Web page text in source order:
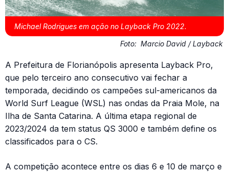
Michael Rodrigues em ação no Layback Pro 2022.
Foto: Marcio David / Layback
A Prefeitura de Florianópolis apresenta Layback Pro,
que pelo terceiro ano consecutivo vai fechar a
temporada, decidindo os campeões sul-americanos da
World Surf League (WSL) nas ondas da Praia Mole, na
Ilha de Santa Catarina. A última etapa regional de
2023/2024 da tem status QS 3000 e também define os
classificados para o CS.
A competição acontece entre os dias 6 e 10 de março e